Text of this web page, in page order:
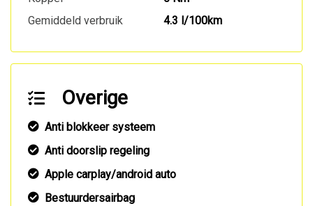
Gemiddeld verbruik
4.3 l/100km
Overige
Anti blokkeer systeem
Anti doorslip regeling
Apple carplay/android auto
Bestuurdersairbag